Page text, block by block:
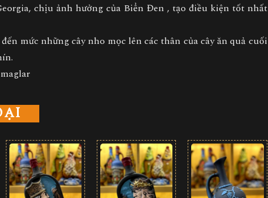
chịu ảnh hưởng của Biển Đen , tạo điều kiện tốt nhất
mức những cây nho mọc lên các thân của cây ăn quả cuối